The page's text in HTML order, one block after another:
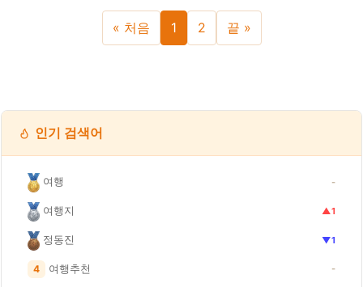
« 처음 1 2 끝 »
인기 검색어
여행 -
여행지 ▲1
정동진 ▼1
4 여행추천 -